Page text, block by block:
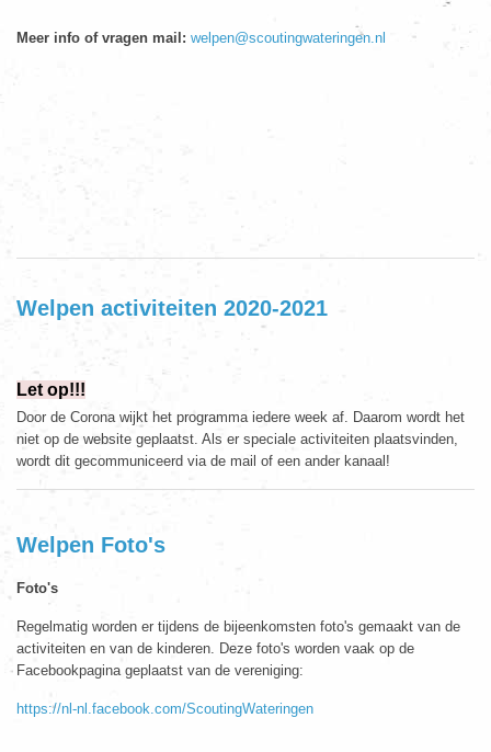
Meer info of vragen mail: welpen@scoutingwateringen.nl
Welpen activiteiten 2020-2021
Let op!!!
Door de Corona wijkt het programma iedere week af. Daarom wordt het
niet op de website geplaatst. Als er speciale activiteiten plaatsvinden,
wordt dit gecommuniceerd via de mail of een ander kanaal!
Welpen Foto's
Foto's
Regelmatig worden er tijdens de bijeenkomsten foto's gemaakt van de
activiteiten en van de kinderen. Deze foto's worden vaak op de
Facebookpagina geplaatst van de vereniging:
https://nl-nl.facebook.com/ScoutingWateringen